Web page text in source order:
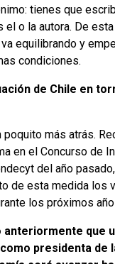
tienes que
o la autora. De
equilibrando y
condiciones.
de Chile en
poquito más atrás.
en el Concurso de
del año
de esta medida los
los próximos
anteriormente que
presidenta de